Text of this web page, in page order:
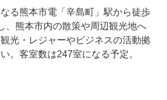
る熊本市電「辛島町」駅から徒歩
、熊本市内の散策や周辺観光地へ
光・レジャーやビジネスの活動拠
。客室数は247室になる予定。